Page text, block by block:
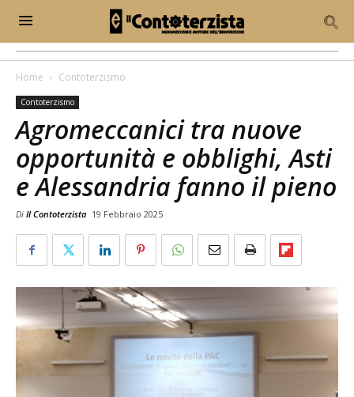
Home Contoterzismo
Contoterzismo
Agromeccanici tra nuove
opportunità e obblighi, Asti
e Alessandria fanno il pieno
Di Il Contoterzista 19 Febbraio 2025